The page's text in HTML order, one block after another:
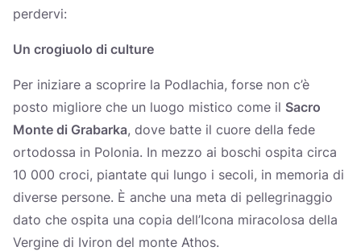
perdervi:
Un crogiuolo di culture
Per iniziare a scoprire la Podlachia, forse non c’è
posto migliore che un luogo mistico come il Sacro
Monte di Grabarka, dove batte il cuore della fede
ortodossa in Polonia. In mezzo ai boschi ospita circa
10 000 croci, piantate qui lungo i secoli, in memoria di
diverse persone. È anche una meta di pellegrinaggio
dato che ospita una copia dell’Icona miracolosa della
Vergine di Iviron del monte Athos.